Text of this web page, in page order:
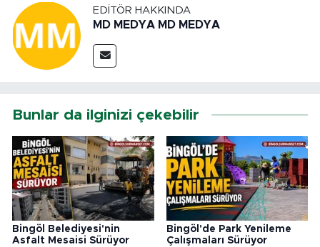
EDITÖR HAKKINDA
MD MEDYA MD MEDYA
Bunlar da ilginizi çekebilir
Bingöl Belediyesi'nin
Asfalt Mesaisi Sürüyor
Bingöl'de Park Yenileme
Çalışmaları Sürüyor